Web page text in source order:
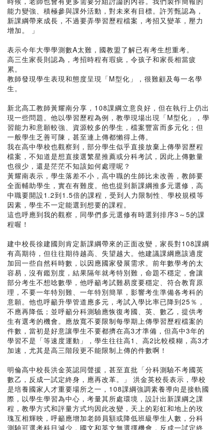
能力變強、積極參與課外活動，對未來有目標。許芳甄認為，
新課綱帶來成長，不過要弄學習歷程檔案，考招又變革，壓力
增加。 」
表示今年大學學測數A太難，國教盟了解已有考生想重考。
高三生家長則認為，考招時程有瑕疵，令孩子和家長相當疲
累。
教師發現學生表現和態度呈現「M型化」，很難顧及每一名學
生。
新北高工教師黃耀南分享，108課綱立意良好，但在執行上仍出
現一些問題。他以學習歷程為例，教學現場出現「M型化」，學
習能力和意願較強、資源較多的學生，檔案豐富而多元化；但
一般學生乏善可陳，甚至連上傳都懶得上傳。
我在高中學校也觀察到，部分學生似乎直接放棄上傳學習歷程
檔案，不知道是想直接選繁星推薦或分科考試，因此上傳數量
也很少，還是茫茫不知該如何處理呢？
黃耀南表示，學生落差不小，高中職的生師比未改善，教師要
全面輔助學生，實在有難度。他也提到新課綱推多元選修，高
中職要開設1.2到1.5倍的課程，受到人力限制性、學校規模等
因素，學生不一定能選到想要的課程。
這也呼應到我的觀察，同學們多元選修有時選到排序3～5的課
程喔！
建中校長徐建國則肯定新課綱帶來的正面改變，家長對108課綱
有高期待，但往往期待越高、失望越大。他建議課綱應該適度
加回一些自然科時數，以因應國家發展需求。前年數學考的太
容易，沒有鑑別度，結果隔年就考特別難，命題不穩定，會讓
部分考生不想唸數學，他呼籲考試難易度要穩定、符合教育原
理，不要一年特別難、一年特別簡單，影響考生準備各考科的
意願。他也呼籲升學管道應多元，考試入學比率已降到25％，
不應再降低；並呼籲分科測驗應恢復考國、英、數乙，提供考
生有選考的機會。應放寬不要限制每學期上傳學習歷程檔案的
件數，當初是好意讓學生不要都擠在高3才準備，但高中3年的
學習不是「等速度運動」，學生往往高1、高2比較模糊，高3才
加速，尤其是高三階段更不能限制上傳的件數啊！
明倫高中校長洪金英認同聲援，甚至直批「分科測驗不考國英
數乙，反成一試定終身，應再改革。」 洪金英校長表示，學校
是培養國家人才重要場所之一，108課綱強調素養導向是接軌國
際，以學生學習為中心，考量其所處環境，設計出新課綱之課
程，教學方式和評量方式均因此改變，天上的彩虹和地上的玫
瑰互相輝映，呼籲應增加老師員額或降低班級學生人數，分科
測驗可選考科目減少，國文和英文無選擇機會，反成一試定終